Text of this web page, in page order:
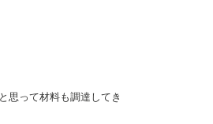
思って材料も調達してき